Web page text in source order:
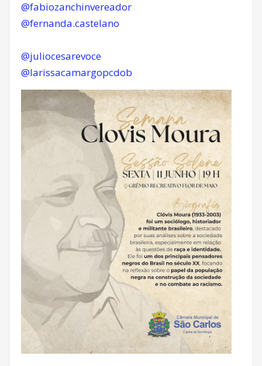
@fabiozanchinvereador
@fernanda.castelano
@juliocesarevoce
@larissacamargopcdob